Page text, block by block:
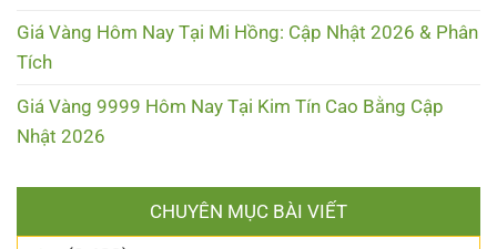
Giá Vàng Hôm Nay Tại Mi Hồng: Cập Nhật 2026 & Phân
Tích
Giá Vàng 9999 Hôm Nay Tại Kim Tín Cao Bằng Cập
Nhật 2026
CHUYÊN MỤC BÀI VIẾT